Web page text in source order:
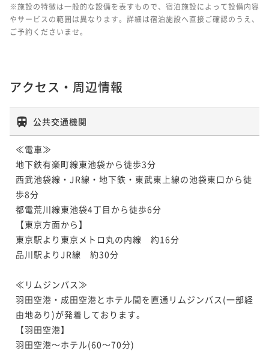
※施設の特徴は一般的な設備を表すもので、宿泊施設によって設備内容
やサービスの範囲は異なります。詳細は宿泊施設へ直接ご確認のうえ、
ご予約くださいませ。
アクセス・周辺情報
公共交通機関
≪電車≫
地下鉄有楽町線東池袋から徒歩3分
西武池袋線・JR線・地下鉄・東武東上線の池袋東口から徒
歩8分
都電荒川線東池袋4丁目から徒歩6分
【東京方面から】
東京駅より東京メトロ丸の内線　約16分
品川駅よりJR線　約30分
≪リムジンバス≫
羽田空港・成田空港とホテル間を直通リムジンバス(一部経
由地あり)が発着しております。
【羽田空港】
羽田空港～ホテル(60～70分)